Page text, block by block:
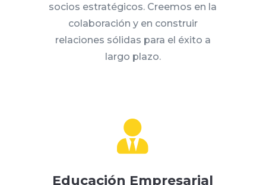
socios estratégicos. Creemos en la
colaboración y en construir
relaciones sólidas para el éxito a
largo plazo.

Educación Empresarial